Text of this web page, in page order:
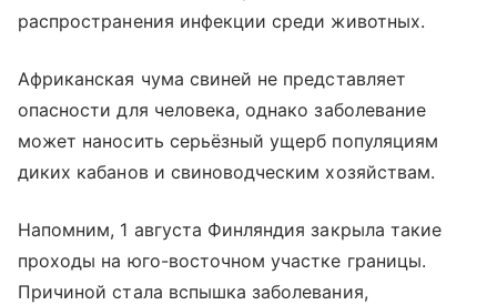
распространения инфекции среди животных.
Африканская чума свиней не представляет
опасности для человека, однако заболевание
может наносить серьёзный ущерб популяциям
диких кабанов и свиноводческим хозяйствам.
Напомним, 1 августа Финляндия закрыла такие
проходы на юго-восточном участке границы.
Причиной стала вспышка заболевания,